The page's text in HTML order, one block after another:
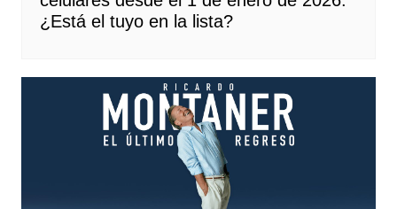
¿Está el tuyo en la lista?